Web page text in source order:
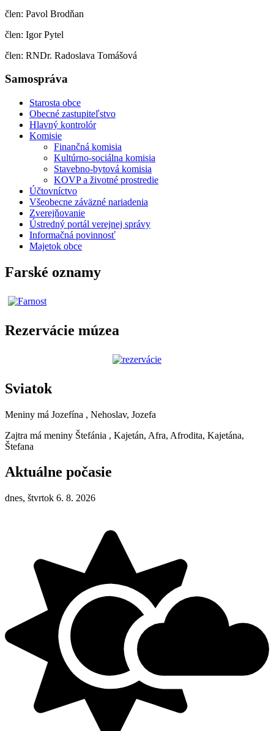
člen: Pavol Brodňan
člen: Igor Pytel
člen: RNDr. Radoslava Tomášová
Samospráva
Starosta obce
Obecné zastupiteľstvo
Hlavný kontrolór
Komisie
Finančná komisia
Kultúrno-sociálna komisia
Stavebno-bytová komisia
KOVP a životné prostredie
Účtovníctvo
Všeobecne záväzné nariadenia
Zverejňovanie
Ústredný portál verejnej správy
Informačná povinnosť
Majetok obce
Farské oznamy
Rezervácie múzea
Sviatok
Meniny má Jozefína , Nehoslav, Jozefa
Zajtra má meniny Štefánia , Kajetán, Afra, Afrodita, Kajetána,
Štefana
Aktuálne počasie
dnes, štvrtok 6. 8. 2026